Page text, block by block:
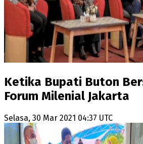
Ketika Bupati Buton
Forum Milenial Jakarta
Selasa, 30 Mar 2021 04:37 UTC